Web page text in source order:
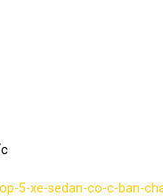
5-xe-sedan-co-c-ban-